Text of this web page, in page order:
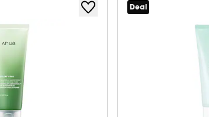
Deal